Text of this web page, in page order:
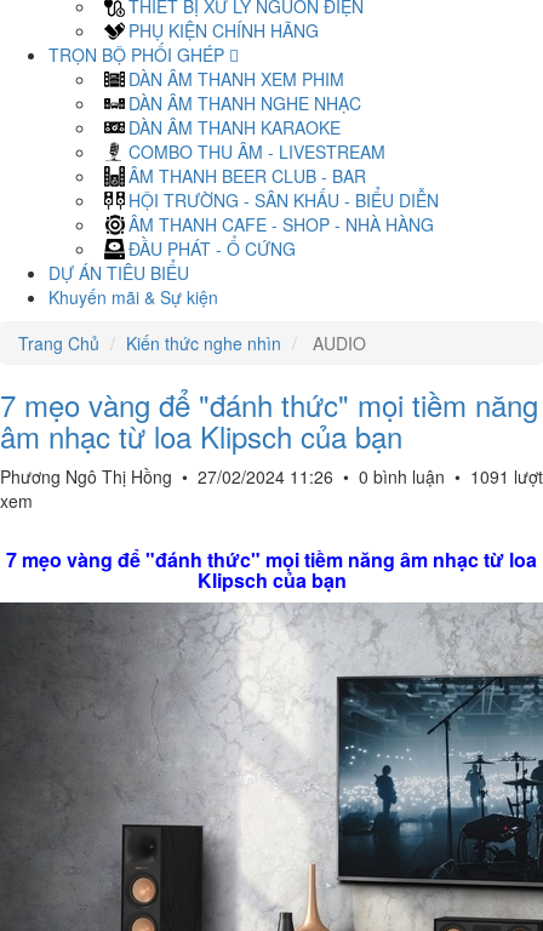
THIẾT BỊ XỬ LÝ NGUỒN ĐIỆN
PHỤ KIỆN CHÍNH HÃNG
TRỌN BỘ PHỐI GHÉP
DÀN ÂM THANH XEM PHIM
DÀN ÂM THANH NGHE NHẠC
DÀN ÂM THANH KARAOKE
COMBO THU ÂM - LIVESTREAM
ÂM THANH BEER CLUB - BAR
HỘI TRƯỜNG - SÂN KHẤU - BIỂU DIỄN
ÂM THANH CAFE - SHOP - NHÀ HÀNG
ĐẦU PHÁT - Ổ CỨNG
DỰ ÁN TIÊU BIỂU
Khuyến mãi & Sự kiện
Trang Chủ
Kiến thức nghe nhìn AUDIO
7 mẹo vàng để "đánh thức" mọi tiềm năng
âm nhạc từ loa Klipsch của bạn
Phương Ngô Thị Hồng • 27/02/2024 11:26 • 0 bình luận • 1091 lượt
xem
7 mẹo vàng để "đánh thức" mọi tiềm năng âm nhạc từ loa
Klipsch của bạn